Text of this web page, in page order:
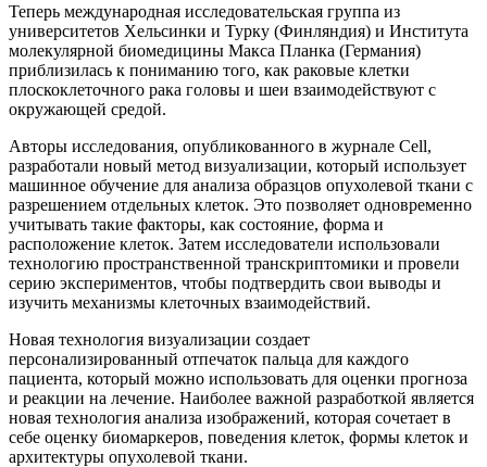
Теперь международная исследовательская группа из
университетов Хельсинки и Турку (Финляндия) и Института
молекулярной биомедицины Макса Планка (Германия)
приблизилась к пониманию того, как раковые клетки
плоскоклеточного рака головы и шеи взаимодействуют с
окружающей средой.
Авторы исследования, опубликованного в журнале Cell,
разработали новый метод визуализации, который использует
машинное обучение для анализа образцов опухолевой ткани с
разрешением отдельных клеток. Это позволяет одновременно
учитывать такие факторы, как состояние, форма и
расположение клеток. Затем исследователи использовали
технологию пространственной транскриптомики и провели
серию экспериментов, чтобы подтвердить свои выводы и
изучить механизмы клеточных взаимодействий.
Новая технология визуализации создает
персонализированный отпечаток пальца для каждого
пациента, который можно использовать для оценки прогноза
и реакции на лечение. Наиболее важной разработкой является
новая технология анализа изображений, которая сочетает в
себе оценку биомаркеров, поведения клеток, формы клеток и
архитектуры опухолевой ткани.